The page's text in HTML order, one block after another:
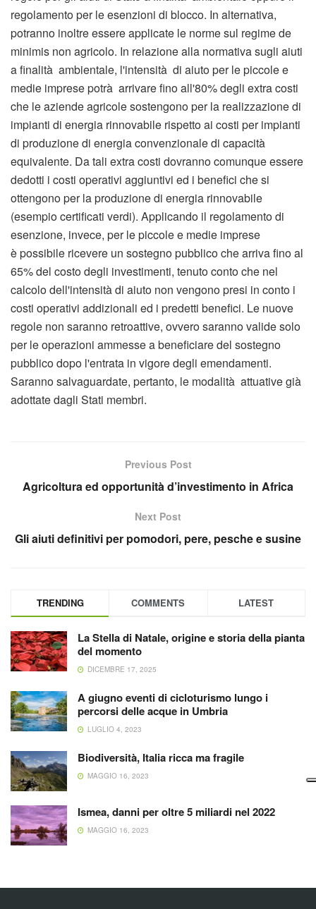
regolamento per le esenzioni di blocco. In alternativa,
potranno inoltre essere applicate le norme sul regime de
minimis non agricolo. In relazione alla normativa sugli aiuti
a finalità ambientale, l'intensità di aiuto per le piccole e
medie imprese potrà arrivare fino all'80% degli extra costi
che le aziende agricole sostengono per la realizzazione di
impianti di energia rinnovabile rispetto ai costi per impianti
di produzione di energia convenzionale di capacità
equivalente. Da tali extra costi dovranno comunque essere
dedotti i costi operativi aggiuntivi ed i benefici che si
ottengono per la produzione di energia rinnovabile
(esempio certificati verdi). Applicando il regolamento di
esenzione, invece, per le piccole e medie imprese
è possibile ricevere un sostegno pubblico che arriva fino al
65% del costo degli investimenti, tenuto conto che nel
calcolo dell'intensità di aiuto non vengono presi in conto i
costi operativi addizionali ed i predetti benefici. Le nuove
regole non saranno retroattive, ovvero saranno valide solo
per le operazioni ammesse a beneficiare del sostegno
pubblico dopo l'entrata in vigore degli emendamenti.
Saranno salvaguardate, pertanto, le modalità attuative già
adottate dagli Stati membri.
Previous Post
Agricoltura ed opportunità d’investimento in Africa
Next Post
Gli aiuti definitivi per pomodori, pere, pesche e susine
TRENDING COMMENTS LATEST
La Stella di Natale, origine e storia della pianta
del momento
DICEMBRE 17, 2025
A giugno eventi di cicloturismo lungo i
percorsi delle acque in Umbria
LUGLIO 4, 2023
Biodiversità, Italia ricca ma fragile
MAGGIO 16, 2023
Ismea, danni per oltre 5 miliardi nel 2022
MAGGIO 16, 2023